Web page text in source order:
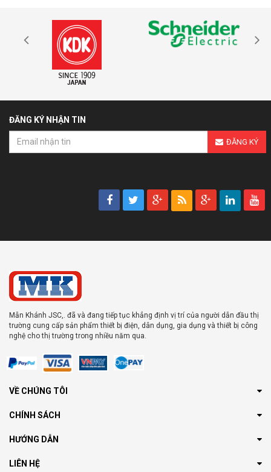
ĐĂNG KÝ NHẬN TIN
ĐĂNG KÝ
Mẫn Khánh JSC,. đã và đang tiếp tục khẳng định vị trí của người dẫn đầu thị
trường cung cấp sản phẩm thiết bị điện, dân dụng, gia dụng và thiết bị công
nghệ cho thị trường trong nhiều năm qua.
VỀ CHÚNG TÔI
CHÍNH SÁCH
HƯỚNG DẪN
LIÊN HỆ